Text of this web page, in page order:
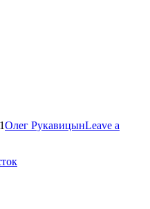
Олег РукавицынLeave a